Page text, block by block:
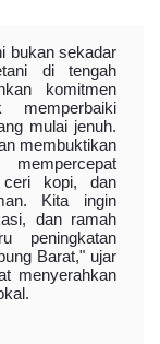
bukan sekadar
di tengah
komitmen
mulai jenuh.
membuktikan
ceri kopi, dan
Kita ingin
dan ramah
peningkatan
Barat," ujar
menyerahkan